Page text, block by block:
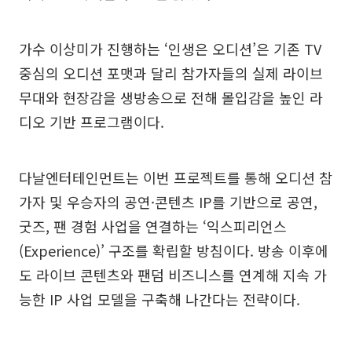
가수 이상미가 진행하는 ‘인생은 오디션’은 기존 TV
중심의 오디션 포맷과 달리 참가자들의 실제 라이브
무대와 현장감을 생방송으로 전해 몰입감을 높인 라
디오 기반 프로그램이다.
다날엔터테인먼트는 이번 프로젝트를 통해 오디션 참
가자 및 우승자의 공연·콘텐츠 IP를 기반으로 공연,
굿즈, 팬 경험 사업을 연결하는 ‘익스피리언스
(Experience)’ 구조를 확립할 방침이다. 방송 이후에
도 라이브 콘텐츠와 팬덤 비즈니스를 연계해 지속 가
능한 IP 사업 모델을 구축해 나간다는 전략이다.